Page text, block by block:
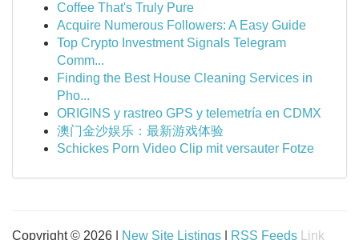
Coffee That's Truly Pure
Acquire Numerous Followers: A Easy Guide
Top Crypto Investment Signals Telegram
Comm...
Finding the Best House Cleaning Services in
Pho...
ORIGINS y rastreo GPS y telemetría en CDMX
澳门金沙娱乐：最新游戏体验
Schickes Porn Video Clip mit versauter Fotze
Copyright © 2026 | New Site Listings RSS Feeds Link